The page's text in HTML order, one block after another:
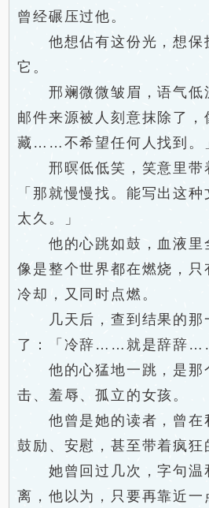
曾经碾压过他。
他想佔有这份光，想保
它。
邢斓微微皱眉，语气低
邮件来源被人刻意抹除了，
藏……不希望任何人找到。
邢暝低低笑，笑意里带
「那就慢慢找。能写出这
太久。」
他的心跳如鼓，血液里
像是整个世界都在燃烧，只
冷却，又同时点燃。
几天后，查到结果的那
了：「冷辞……就是辞辞
他的心猛地一跳，是那
击、羞辱、孤立的女孩。
他曾是她的读者，曾在
鼓励、安慰，甚至带着疯狂
她曾回过几次，字句温
离，他以为，只要再靠近一